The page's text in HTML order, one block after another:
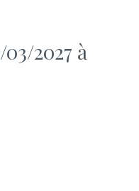
2027 à